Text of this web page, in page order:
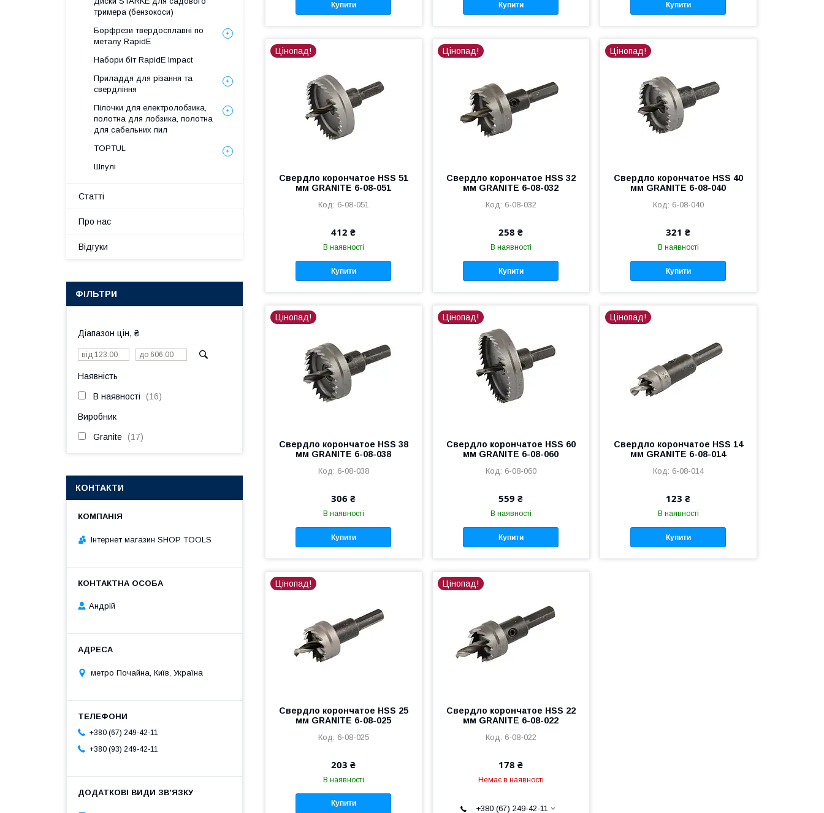
Купити Купити Купити
Цінопад!
Свердло корончатое HSS 51
мм GRANITE 6-08-051
6-08-051
412 ₴
В наявності
Купити
Цінопад!
Свердло корончатое HSS 32
мм GRANITE 6-08-032
6-08-032
258 ₴
В наявності
Купити
Цінопад!
Свердло корончатое HSS 40
мм GRANITE 6-08-040
6-08-040
321 ₴
В наявності
Купити
Цінопад!
Свердло корончатое HSS 38
мм GRANITE 6-08-038
6-08-038
306 ₴
В наявності
Купити
Цінопад!
Свердло корончатое HSS 60
мм GRANITE 6-08-060
6-08-060
559 ₴
В наявності
Купити
Цінопад!
Свердло корончатое HSS 14
мм GRANITE 6-08-014
6-08-014
123 ₴
В наявності
Купити
Цінопад!
Свердло корончатое HSS 25
мм GRANITE 6-08-025
6-08-025
203 ₴
В наявності
Купити
Цінопад!
Свердло корончатое HSS 22
мм GRANITE 6-08-022
6-08-022
178 ₴
Немає в наявності
+380 (67) 249-42-11
тримера (бензокоси)
Борфрези твердосплавні по
металу RapidE
Набори біт RapidE Impact
Приладдя для різання та
свердління
Пілочки для електролобзика,
полотна для лобзика, полотна
для сабельних пил
TOPTUL
Шпулі
Статті
Про нас
Відгуки
ФІЛЬТРИ
Діапазон цін, ₴
Наявність
В наявності 16
Виробник
Granite 17
КОНТАКТИ
Інтернет магазин SHOP TOOLS
Андрій
метро Почайна, Київ, Україна
+380 (67) 249-42-11
+380 (93) 249-42-11